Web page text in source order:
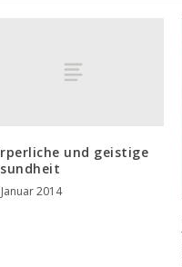
und geistige
2014